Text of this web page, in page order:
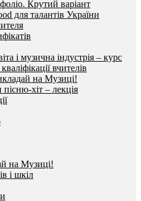
Крутий варіант
для талантів України
і музична індустрія – курс
вчителів
на Музиці!
хіт – лекція
на Музиці!
і шкіл